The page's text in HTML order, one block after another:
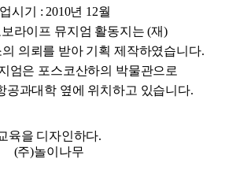
시기 : 2010년 12월
라이프 뮤지엄 활동지는 (재)
의뢰를 받아 기획 제작하였습니다.
엄은 포스코산하의 박물관으로
공과대학 옆에 위치하고 있습니다.
육을 디자인하다.
(주)놀이나무